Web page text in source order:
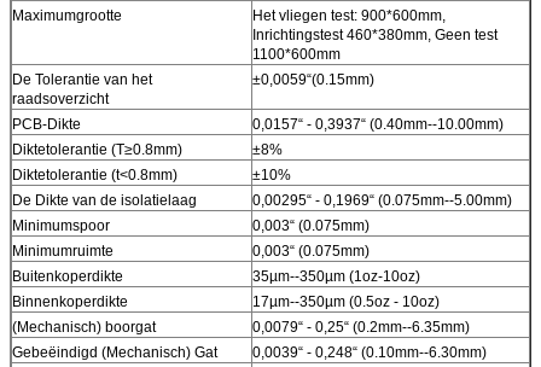
Maximumgrootte
Het vliegen test: 900*600mm,
Inrichtingstest 460*380mm, Geen test
1100*600mm
De Tolerantie van het
raadsoverzicht
±0,0059“(0.15mm)
PCB-Dikte
0,0157“ - 0,3937“ (0.40mm--10.00mm)
Diktetolerantie (T≥0.8mm)
±8%
Diktetolerantie (t<0.8mm)
±10%
De Dikte van de isolatielaag
0,00295“ - 0,1969“ (0.075mm--5.00mm)
Minimumspoor
0,003“ (0.075mm)
Minimumruimte
0,003“ (0.075mm)
Buitenkoperdikte
35µm--350µm (1oz-10oz)
Binnenkoperdikte
17µm--350µm (0.5oz - 10oz)
(Mechanisch) boorgat
0,0079“ - 0,25“ (0.2mm--6.35mm)
Gebeëindigd (Mechanisch) Gat
0,0039“ - 0,248“ (0.10mm--6.30mm)